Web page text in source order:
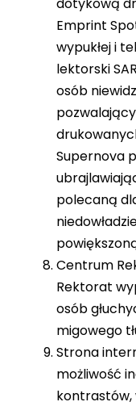
Emprint
wypukłej i
lektorski
osób
Supernova
polecaną
Centrum
Rektorat
osób
migowego
Strona
możliwość
kontrastów,